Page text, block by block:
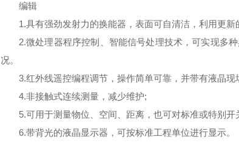
编辑
1.具有强劲发射力的换能器，表面可自清洁，利用更新
2.微处理器程序控制、智能信号处理技术，可实现多种
况。
3.红外线遥控编程调节，操作简单可靠，并带有液晶现
4.非接触式连续测量，减少维护;
5.可用于测量物位、空间、距离，也可对标准或特别开
6.带背光的液晶显示器，可按标准工程单位进行显示。